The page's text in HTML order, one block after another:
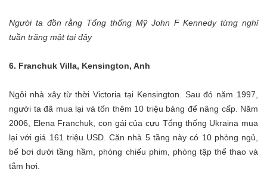
Người ta đồn rằng Tổng thống Mỹ John F Kennedy từng nghỉ
tuần trăng mật tại đây
6. Franchuk Villa, Kensington, Anh
Ngôi nhà xây từ thời Victoria tại Kensington. Sau đó năm 1997,
người ta đã mua lại và tốn thêm 10 triệu bảng để nâng cấp. Năm
2006, Elena Franchuk, con gái của cựu Tổng thống Ukraina mua
lại với giá 161 triệu USD. Căn nhà 5 tầng này có 10 phòng ngủ,
bể bơi dưới tầng hầm, phóng chiếu phim, phòng tập thể thao và
tắm hơi.